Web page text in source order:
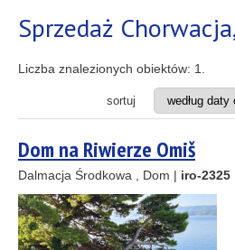
33
10
2
(możesz wybrać więcej opcji)
Apartament
Apartamentowiec
Działka budowlana
Hotel
Restauracja
ODLEGŁOŚĆ OD MORZA DO(m)
Sprzedaż
Liczba znalezionych obiektów: 1
sortuj
Dom na Riwierze Omiš
Dalmacja Środkowa , Dom | iro-2325